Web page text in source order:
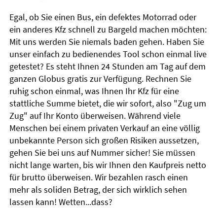
Egal, ob Sie einen Bus, ein defektes Motorrad oder
ein anderes Kfz schnell zu Bargeld machen möchten:
Mit uns werden Sie niemals baden gehen. Haben Sie
unser einfach zu bedienendes Tool schon einmal live
getestet? Es steht Ihnen 24 Stunden am Tag auf dem
ganzen Globus gratis zur Verfügung. Rechnen Sie
ruhig schon einmal, was Ihnen Ihr Kfz für eine
stattliche Summe bietet, die wir sofort, also "Zug um
Zug" auf Ihr Konto überweisen. Während viele
Menschen bei einem privaten Verkauf an eine völlig
unbekannte Person sich großen Risiken aussetzen,
gehen Sie bei uns auf Nummer sicher! Sie müssen
nicht lange warten, bis wir Ihnen den Kaufpreis netto
für brutto überweisen. Wir bezahlen rasch einen
mehr als soliden Betrag, der sich wirklich sehen
lassen kann! Wetten...dass?